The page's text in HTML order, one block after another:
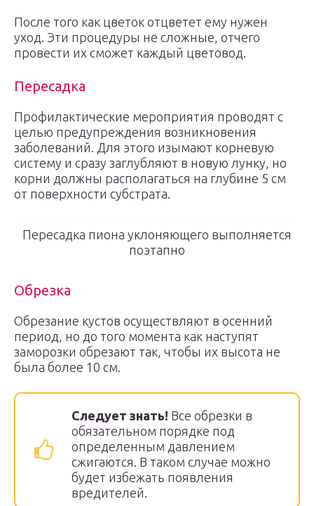
После того как цветок отцветет ему нужен
уход. Эти процедуры не сложные, отчего
провести их сможет каждый цветовод.
Пересадка
Профилактические мероприятия проводят с
целью предупреждения возникновения
заболеваний. Для этого изымают корневую
систему и сразу заглубляют в новую лунку, но
корни должны располагаться на глубине 5 см
от поверхности субстрата.
Пересадка пиона уклоняющего выполняется
поэтапно
Обрезка
Обрезание кустов осуществляют в осенний
период, но до того момента как наступят
заморозки обрезают так, чтобы их высота не
была более 10 см.
Следует знать! Все обрезки в
обязательном порядке под
определенным давлением
сжигаются. В таком случае можно
будет избежать появления
вредителей.